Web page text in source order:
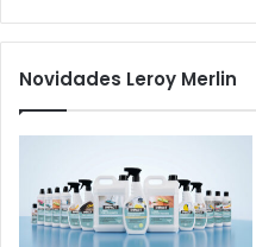
Novidades Leroy Merlin